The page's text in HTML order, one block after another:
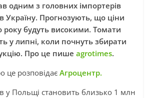
одним з головних імпортерів
в Україну. Прогнозують, що ціни
року будуть високими. Томати
у липні, коли почнуть збирати
Про це пише agrotimes.
це розповідає Агроцентр.
у Польщі становить близько 1 млн